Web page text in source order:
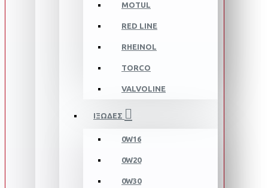
MOTUL
RED LINE
RHEINOL
TORCO
VALVOLINE
ΙΞΩΔΕΣ
0W16
0W20
0W30